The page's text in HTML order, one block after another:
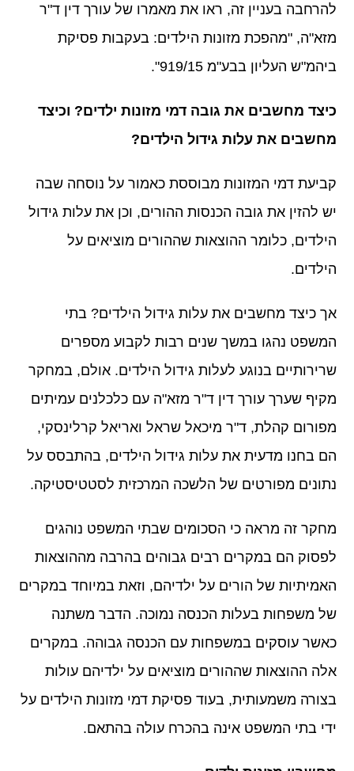
להרחבה בעניין זה, ראו את מאמרו של עורך דין ד"ר
מזא"ה, "מהפכת מזונות הילדים: בעקבות פסיקת
ביהמ"ש העליון בבע"מ 919/15".
כיצד מחשבים את גובה דמי מזונות ילדים? וכיצד
מחשבים את עלות גידול הילדים?
קביעת דמי המזונות מבוססת כאמור על נוסחה שבה
יש להזין את גובה הכנסות ההורים, וכן את עלות גידול
הילדים, כלומר ההוצאות שההורים מוציאים על
הילדים.
אך כיצד מחשבים את עלות גידול הילדים? בתי
המשפט נהגו במשך שנים רבות לקבוע מספרים
שרירותיים בנוגע לעלות גידול הילדים. אולם, במחקר
מקיף שערך עורך דין ד"ר מזא"ה עם כלכלנים עמיתים
מפורום קהלת, ד"ר מיכאל שראל ואריאל קרלינסקי,
הם בחנו מדעית את עלות גידול הילדים, בהתבסס על
נתונים מפורטים של הלשכה המרכזית לסטטיסטיקה.
מחקר זה מראה כי הסכומים שבתי המשפט נוהגים
לפסוק הם במקרים רבים גבוהים בהרבה מההוצאות
האמיתיות של הורים על ילדיהם, וזאת במיוחד במקרים
של משפחות בעלות הכנסה נמוכה. הדבר משתנה
כאשר עוסקים במשפחות עם הכנסה גבוהה. במקרים
אלה ההוצאות שההורים מוציאים על ילדיהם עולות
בצורה משמעותית, בעוד פסיקת דמי מזונות הילדים על
ידי בתי המשפט אינה בהכרח עולה בהתאם.